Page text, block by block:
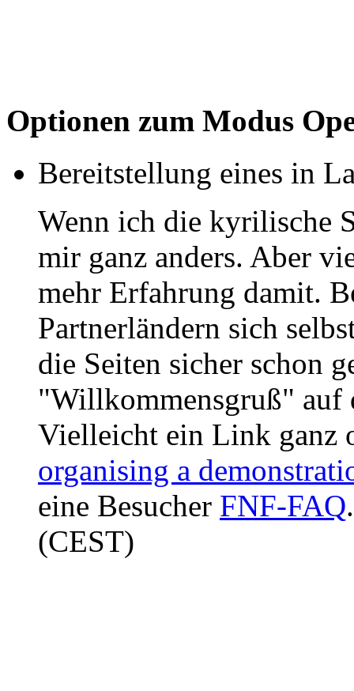
Optionen zum Modus
Bereitstellung eines in
Wenn ich die kyrilische
mir ganz anders. Aber
mehr Erfahrung damit.
Partnerländern sich
die Seiten sicher schon
"Willkommensgruß" auf
Vielleicht ein Link ganz
organising a
eine Besucher FNF-FAQ
(CEST)